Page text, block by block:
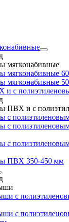
мягконабивные
мягконабивные
мягконабивные
с
ПВХ и с
с
с
с
ПВХ 350-450 мм
с
с